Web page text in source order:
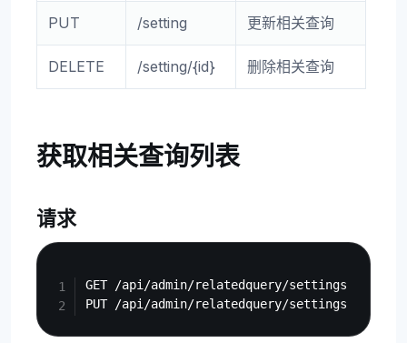
PUT /setting 更新相关查询
DELETE /setting/{id} 删除相关查询
获取相关查询列表
请求
GET /api/admin/relatedquery/settings